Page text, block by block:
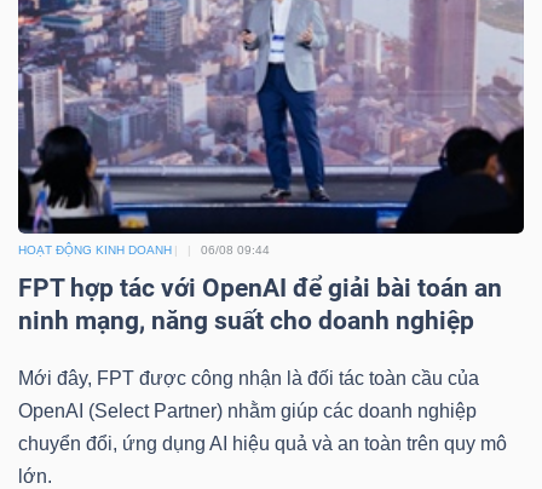
HOẠT ĐỘNG KINH DOANH 06/08 09:44
FPT hợp tác với OpenAI để giải bài toán an
ninh mạng, năng suất cho doanh nghiệp
Mới đây, FPT được công nhận là đối tác toàn cầu của
OpenAI (Select Partner) nhằm giúp các doanh nghiệp
chuyển đổi, ứng dụng AI hiệu quả và an toàn trên quy mô
lớn.